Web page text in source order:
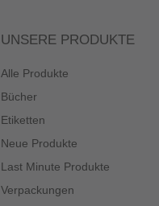
UNSERE PRODUKTE
Alle Produkte
Bücher
Etiketten
Neue Produkte
Last Minute Produkte
Verpackungen